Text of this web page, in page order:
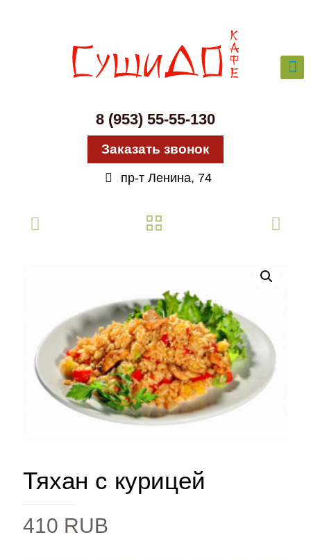
8 (953) 55-55-130
Заказать звонок
пр-т Ленина, 74
Тяхан с курицей
410 RUB